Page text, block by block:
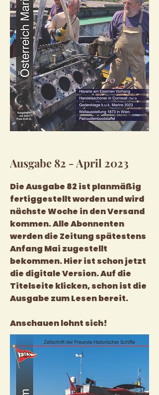
Ausgabe 82 - April 2023
Die Ausgabe 82 ist planmäßig
fertiggestellt worden und wird
nächste Woche in den Versand
kommen. Alle Abonnenten
werden die Zeitung spätestens
Anfang Mai zugestellt
bekommen. Hier ist schon jetzt
die digitale Version. Auf die
Titelseite klicken, schon ist die
Ausgabe zum Lesen bereit.
Anschauen lohnt sich!